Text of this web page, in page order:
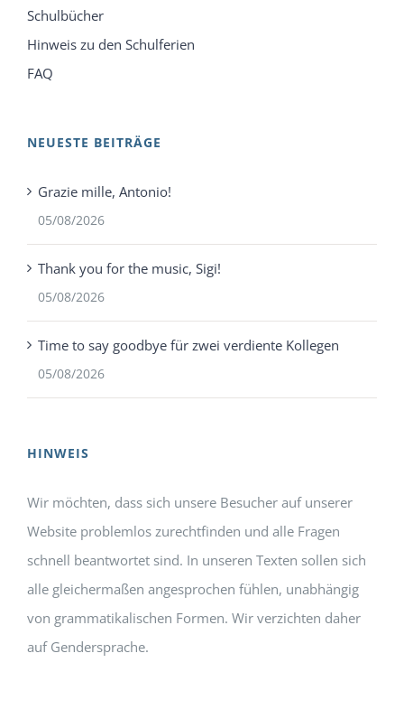
Schulbücher
Hinweis zu den Schulferien
FAQ
NEUESTE BEITRÄGE
Grazie mille, Antonio!
05/08/2026
Thank you for the music, Sigi!
05/08/2026
Time to say goodbye für zwei verdiente Kollegen
05/08/2026
HINWEIS
Wir möchten, dass sich unsere Besucher auf unserer
Website problemlos zurechtfinden und alle Fragen
schnell beantwortet sind. In unseren Texten sollen sich
alle gleichermaßen angesprochen fühlen, unabhängig
von grammatikalischen Formen. Wir verzichten daher
auf Gendersprache.